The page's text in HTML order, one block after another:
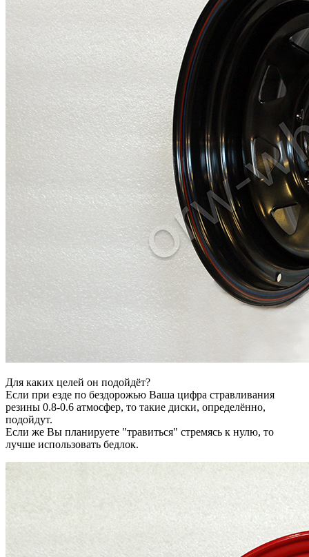
Для каких целей он подойдёт?
Если при езде по бездорожью Ваша цифра стравливания
резины 0.8-0.6 атмосфер, то такие диски, определённо,
подойдут.
Если же Вы планируете "травиться" стремясь к нулю, то
лучше использовать бедлок.